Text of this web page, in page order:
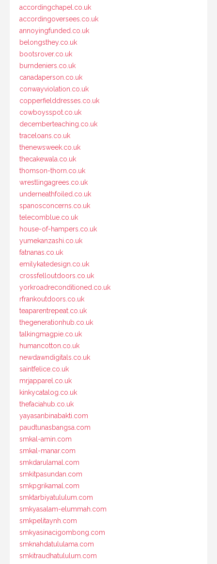
accordingchapel.co.uk
accordingoversees.co.uk
annoyingfunded.co.uk
belongsthey.co.uk
bootsrover.co.uk
burndeniers.co.uk
canadaperson.co.uk
conwayviolation.co.uk
copperfielddresses.co.uk
cowboysspot.co.uk
decemberteaching.co.uk
traceloans.co.uk
thenewsweek.co.uk
thecakewala.co.uk
thomson-thorn.co.uk
wrestlingagrees.co.uk
underneathfoiled.co.uk
spanosconcerns.co.uk
telecomblue.co.uk
house-of-hampers.co.uk
yumekanzashi.co.uk
fatnanas.co.uk
emilykatedesign.co.uk
crossfelloutdoors.co.uk
yorkroadreconditioned.co.uk
rfrankoutdoors.co.uk
teaparentrepeat.co.uk
thegenerationhub.co.uk
talkingmagpie.co.uk
humancotton.co.uk
newdawndigitals.co.uk
saintfelice.co.uk
mrjapparel.co.uk
kinkycatalog.co.uk
thefaciahub.co.uk
yayasanbinabakti.com
paudtunasbangsa.com
smkal-amin.com
smkal-manar.com
smkdarulamal.com
smkitpasundan.com
smkpgrikamal.com
smktarbiyatululum.com
smkyasalam-elummah.com
smkpelitaynh.com
smkyasinacigombong.com
smknahdatululama.com
smkitraudhatululum.com